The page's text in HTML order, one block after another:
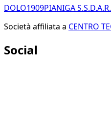
DOLO1909PIANIGA
Società affiliata a CENTRO
Social